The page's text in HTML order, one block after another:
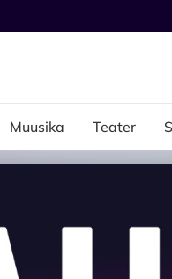
Muusika Teater